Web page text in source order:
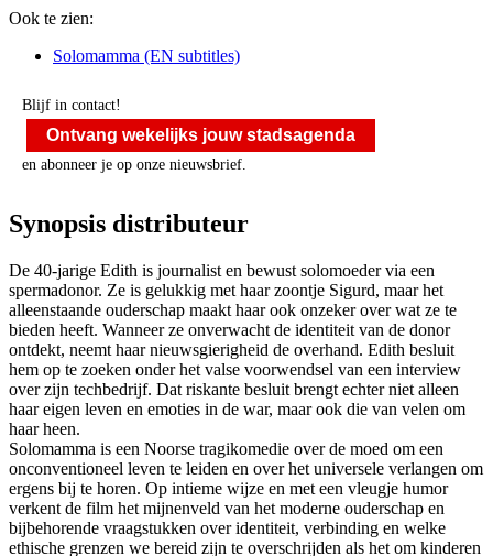
Ook te zien:
Solomamma (EN subtitles)
Blijf in contact!
Ontvang wekelijks jouw stadsagenda
en abonneer je op onze nieuwsbrief.
Synopsis distributeur
De 40-jarige Edith is journalist en bewust solomoeder via een
spermadonor. Ze is gelukkig met haar zoontje Sigurd, maar het
alleenstaande ouderschap maakt haar ook onzeker over wat ze te
bieden heeft. Wanneer ze onverwacht de identiteit van de donor
ontdekt, neemt haar nieuwsgierigheid de overhand. Edith besluit
hem op te zoeken onder het valse voorwendsel van een interview
over zijn techbedrijf. Dat riskante besluit brengt echter niet alleen
haar eigen leven en emoties in de war, maar ook die van velen om
haar heen.
Solomamma is een Noorse tragikomedie over de moed om een
onconventioneel leven te leiden en over het universele verlangen om
ergens bij te horen. Op intieme wijze en met een vleugje humor
verkent de film het mijnenveld van het moderne ouderschap en
bijbehorende vraagstukken over identiteit, verbinding en welke
ethische grenzen we bereid zijn te overschrijden als het om kinderen